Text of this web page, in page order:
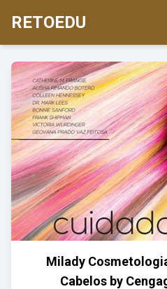
RETOEDU
Milady
Cabelos by